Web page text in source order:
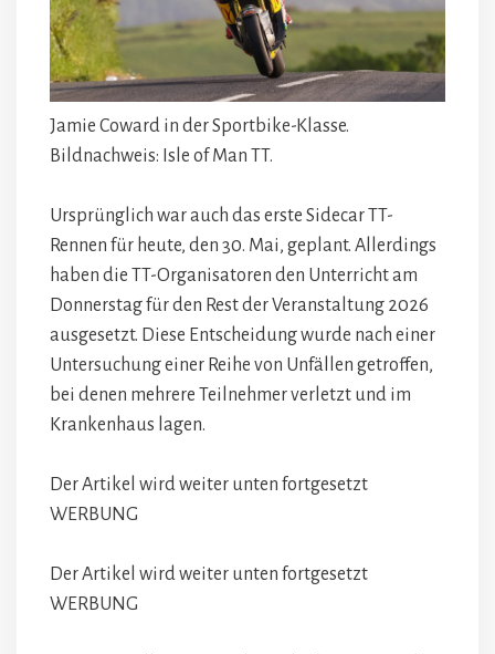
Jamie Coward in der Sportbike-Klasse.
Bildnachweis: Isle of Man TT.
Ursprünglich war auch das erste Sidecar TT-
Rennen für heute, den 30. Mai, geplant. Allerdings
haben die TT-Organisatoren den Unterricht am
Donnerstag für den Rest der Veranstaltung 2026
ausgesetzt. Diese Entscheidung wurde nach einer
Untersuchung einer Reihe von Unfällen getroffen,
bei denen mehrere Teilnehmer verletzt und im
Krankenhaus lagen.
Der Artikel wird weiter unten fortgesetzt
WERBUNG
Der Artikel wird weiter unten fortgesetzt
WERBUNG